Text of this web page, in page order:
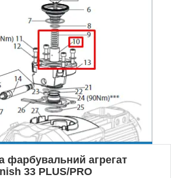
фарбувальний агрегат
33 PLUS/PRO